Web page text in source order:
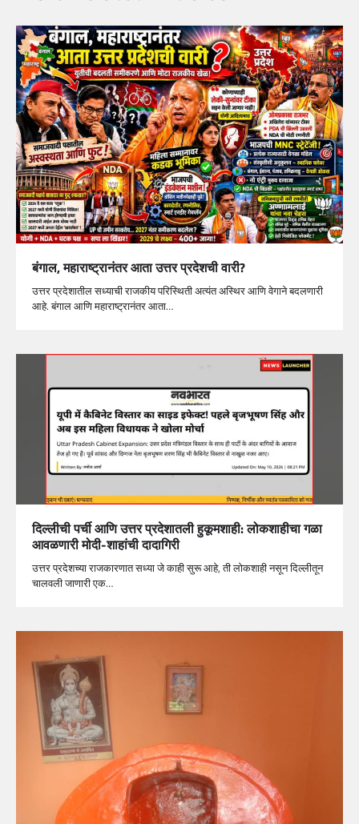
बंगाल, महाराष्ट्रानंतर आता उत्तर प्रदेशची वारी?
उत्तर प्रदेशातील सध्याची राजकीय परिस्थिती अत्यंत अस्थिर आणि वेगाने बदलणारी
आहे. बंगाल आणि महाराष्ट्रानंतर आता…
दिल्लीची पर्ची आणि उत्तर प्रदेशातली हुकूमशाही: लोकशाहीचा गळा
आवळणारी मोदी-शाहांची दादागिरी
उत्तर प्रदेशच्या राजकारणात सध्या जे काही सुरू आहे, ती लोकशाही नसून दिल्लीतून
चालवली जाणारी एक…